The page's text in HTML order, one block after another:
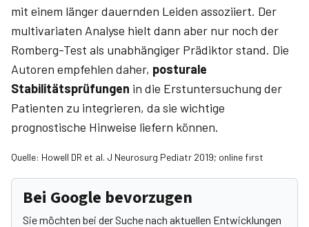
mit einem länger dauernden Leiden assoziiert. Der
multivariaten Analyse hielt dann aber nur noch der
Romberg-Test als unabhängiger Prädiktor stand. Die
Autoren empfehlen daher, posturale
Stabilitätsprüfungen in die Erstuntersuchung der
Patienten zu integrieren, da sie wichtige
prognostische Hinweise liefern können.
Quelle: Howell DR et al. J Neurosurg Pediatr 2019; online first
Bei Google bevorzugen
Sie möchten bei der Suche nach aktuellen Entwicklungen